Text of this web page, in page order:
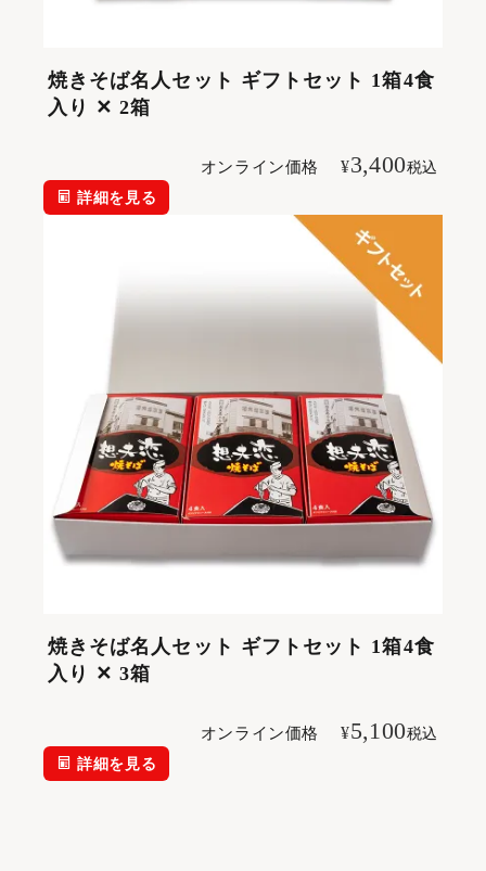
焼きそば名人セット ギフトセット 1箱4食
入り ✕ 2箱
オンライン価格 ¥3,400税込
詳細を見る
焼きそば名人セット ギフトセット 1箱4食
入り ✕ 3箱
オンライン価格 ¥5,100税込
詳細を見る